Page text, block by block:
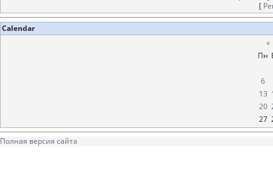
[
Calendar
«
Пн
6
13
20
27
Полная версия сайта